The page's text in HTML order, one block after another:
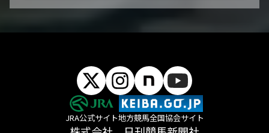
JRA公式サイト地方競馬全国協会サイト